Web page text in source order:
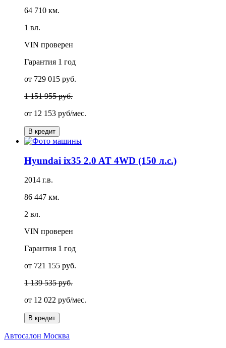
64 710 км.
1 вл.
VIN проверен
Гарантия 1 год
от 729 015 руб.
1 151 955 руб.
от 12 153 руб/мес.
В кредит
Hyundai ix35 2.0 AT 4WD (150 л.с.)
2014 г.в.
86 447 км.
2 вл.
VIN проверен
Гарантия 1 год
от 721 155 руб.
1 139 535 руб.
от 12 022 руб/мес.
В кредит
Автосалон Москва